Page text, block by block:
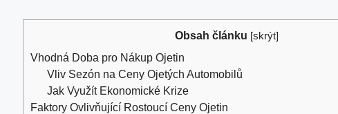
Obsah článku [skrýt]
Vhodná Doba pro Nákup Ojetin
Vliv Sezón na Ceny Ojetých Automobilů
Jak Využít Ekonomické Krize
Faktory Ovlivňující Rostoucí Ceny Ojetin